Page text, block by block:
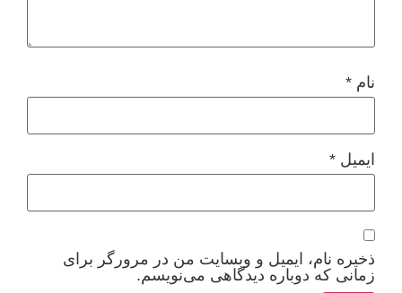
نام *
ایمیل *
ذخیره نام، ایمیل و وبسایت من در مرورگر برای
زمانی که دوباره دیدگاهی می‌نویسم.